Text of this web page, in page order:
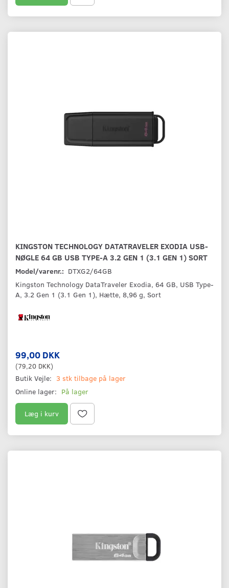
KINGSTON TECHNOLOGY DATATRAVELER EXODIA USB-
NØGLE 64 GB USB TYPE-A 3.2 GEN 1 (3.1 GEN 1) SORT
Model/varenr.: DTXG2/64GB
Kingston Technology DataTraveler Exodia, 64 GB, USB Type-
A, 3.2 Gen 1 (3.1 Gen 1), Hætte, 8,96 g, Sort
99,00 DKK
(79,20 DKK)
Butik Vejle: 3 stk tilbage på lager
Online lager: På lager
Læg i kurv